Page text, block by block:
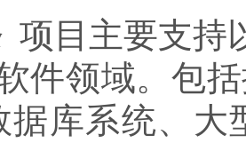
项目主要支持
件领域。包
据库系统、大